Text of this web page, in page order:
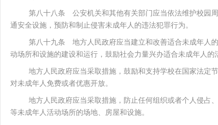
第八十八条 公安机关和其他有关部门应当依法维护校园
通安全设施，预防和制止侵害未成年人的违法犯罪行为。
第八十九条 地方人民政府应当建立和改善适合未成年人
动场所和设施的建设和运行，鼓励社会力量兴办适合未成年人
地方人民政府应当采取措施，鼓励和支持学校在国家法定
对未成年人免费或者优惠开放。
地方人民政府应当采取措施，防止任何组织或者个人侵占
等未成年人活动场所的场地、房屋和设施。